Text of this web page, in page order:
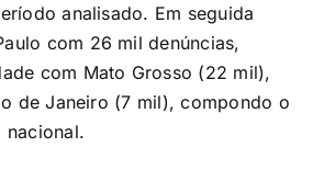
analisado. Em seguida
com 26 mil denúncias,
com Mato Grosso (22 mil),
de Janeiro (7 mil), compondo o